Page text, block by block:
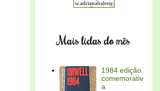
Mais lidas do mês
1984 edição
comemorativ
a